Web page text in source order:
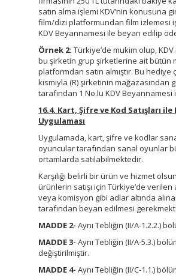
satın alma işlemi KDV’nin konusuna
film/dizi platformundan film izlemesi
KDV Beyannamesi ile beyan edilip
Örnek 2: Türkiye’de mukim olup,
bu şirketin grup şirketlerine ait bütün
platformdan satın almıştır. Bu hediye
kısmıyla (R) şirketinin mağazasından
tarafından 1 No.lu KDV
16.4. Kart, Şifre ve Kod Satışları
Uygulaması
Uygulamada, kart, şifre ve kodlar
oyuncular tarafından sanal oyunlar
ortamlarda satılabilmektedir.
Karşılığı belirli bir ürün ve hizmet
ürünlerin satışı için Türkiye’de
veya komisyon gibi adlar altında
tarafından beyan edilmesi
MADDE 2-Aynı Tebliğin (II/A-1.2.2.)
MADDE 3-Aynı Tebliğin (II/A-5.3.)
değiştirilmiştir.
MADDE 4-Aynı Tebliğin (II/C-1.1.)